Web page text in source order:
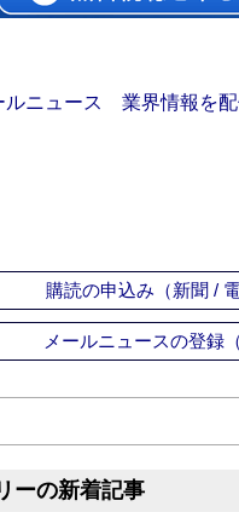
ニュース 業界情報を配
購読の申込み（新聞 / 電
メールニュースの登録
ーの新着記事